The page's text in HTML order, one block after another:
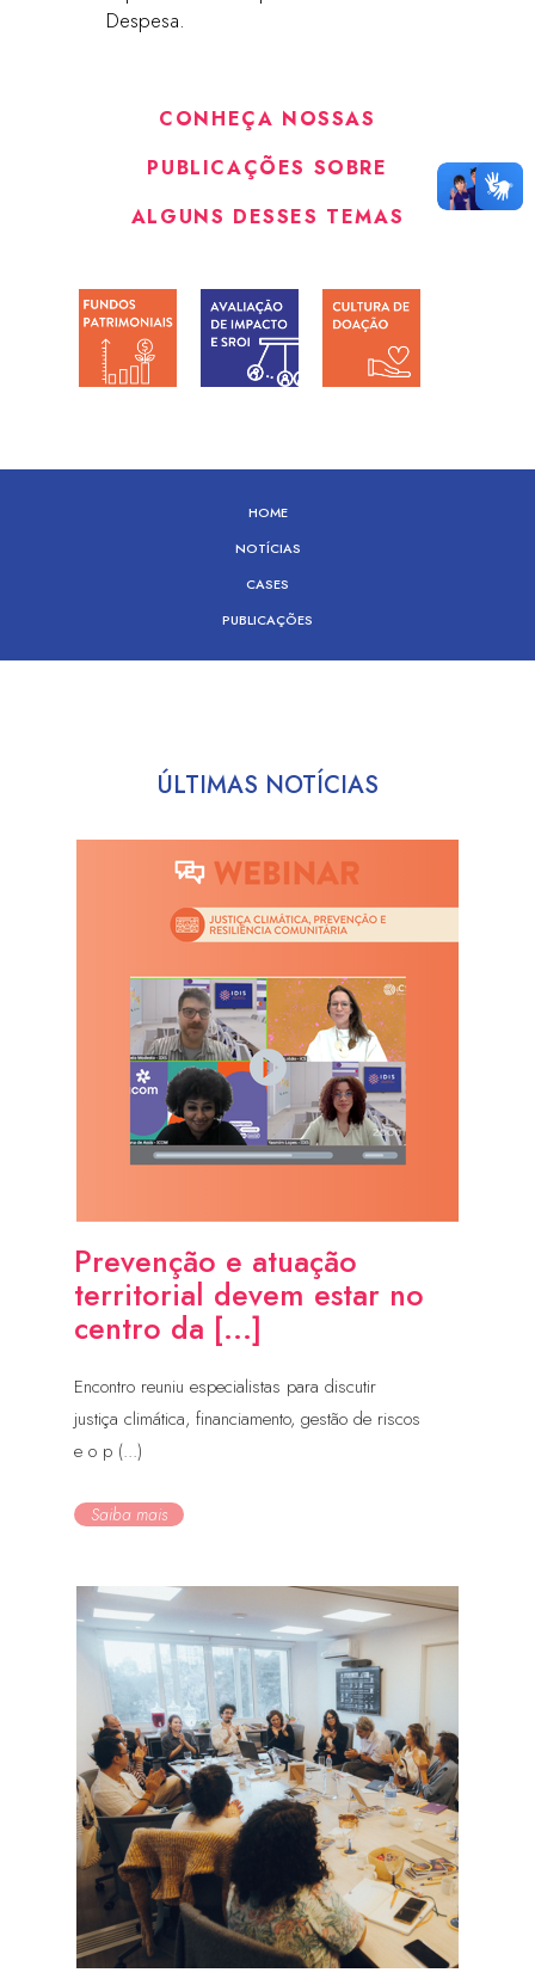
Despesa.
CONHEÇA NOSSAS
PUBLICAÇÕES SOBRE
ALGUNS DESSES TEMAS
HOME
NOTÍCIAS
CASES
PUBLICAÇÕES
ÚLTIMAS NOTÍCIAS
Prevenção e atuação
territorial devem estar no
centro da [...]
Encontro reuniu especialistas para discutir
justiça climática, financiamento, gestão de riscos
e o p (...)
Saiba mais